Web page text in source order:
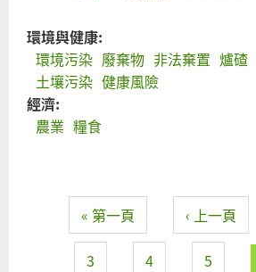
環境與健康:
環境污染 廢棄物 非法棄置 爐碴
土壤污染 健康風險
經濟:
農業 糧食
頁面« 第一頁 ‹ 上一頁
3 4 5